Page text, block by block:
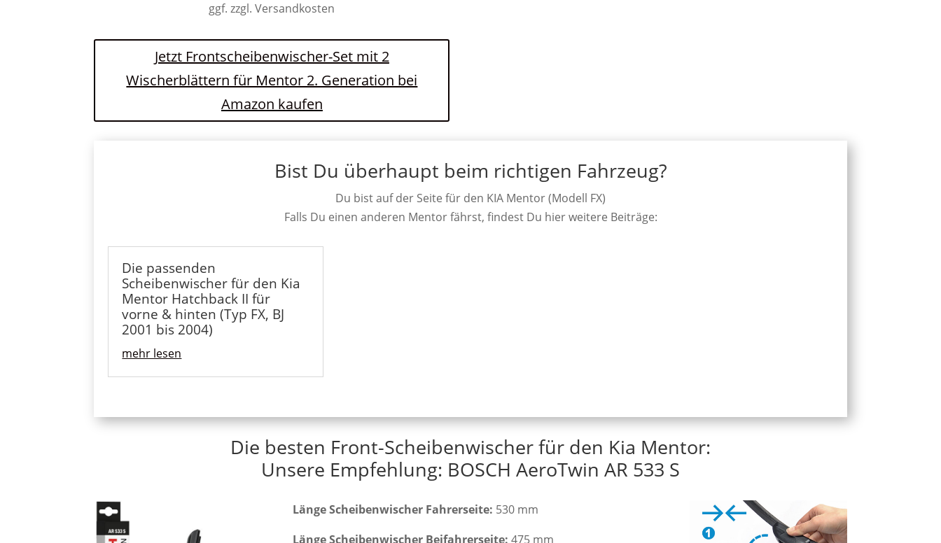
ggf. zzgl. Versandkosten
Jetzt Frontscheibenwischer-Set mit 2
Wischerblättern für Mentor 2. Generation bei
Amazon kaufen
Bist Du überhaupt beim richtigen Fahrzeug?
Du bist auf der Seite für den KIA Mentor (Modell FX)
Falls Du einen anderen Mentor fährst, findest Du hier weitere Beiträge:
Die passenden
Scheibenwischer für den Kia
Mentor Hatchback II für
vorne & hinten (Typ FX, BJ
2001 bis 2004)
mehr lesen
Die besten Front-Scheibenwischer für den Kia Mentor:
Unsere Empfehlung: BOSCH AeroTwin AR 533 S
Länge Scheibenwischer Fahrerseite: 530 mm
Länge Scheibenwischer Beifahrerseite: 475 mm